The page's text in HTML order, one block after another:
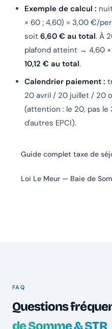
Exemple de calcul :
× 60 ; 4,60) = 3,00 €/
soit 6,60 € au total. À
plafond atteint → 4,60 ×
10,12 € au total.
Calendrier paiement :
20 avril / 20 juillet / 20
(attention : le 20, pas le
d'autres EPCI).
Guide complet taxe de
Loi Le Meur — Baie de
FAQ
Questions
de Somme & STR